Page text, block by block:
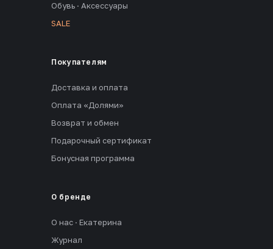
Обувь · Аксессуары
SALE
Покупателям
Доставка и оплата
Оплата «Долями»
Возврат и обмен
Подарочный сертификат
Бонусная программа
О бренде
О нас · Екатерина
Журнал